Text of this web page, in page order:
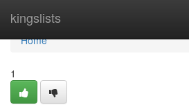
kingslists
Home
Home
1